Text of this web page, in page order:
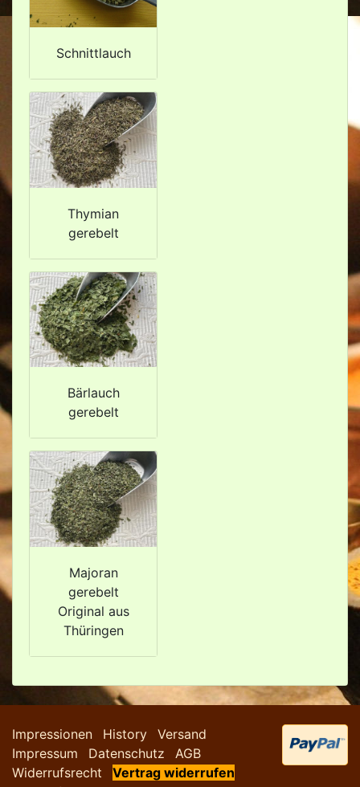
Schnittlauch
Thymian
gerebelt
Bärlauch
gerebelt
Majoran
gerebelt
Original aus
Thüringen
Impressionen History
Versand
Impressum
Datenschutz
AGB
Widerrufsrecht
Vertrag widerrufen